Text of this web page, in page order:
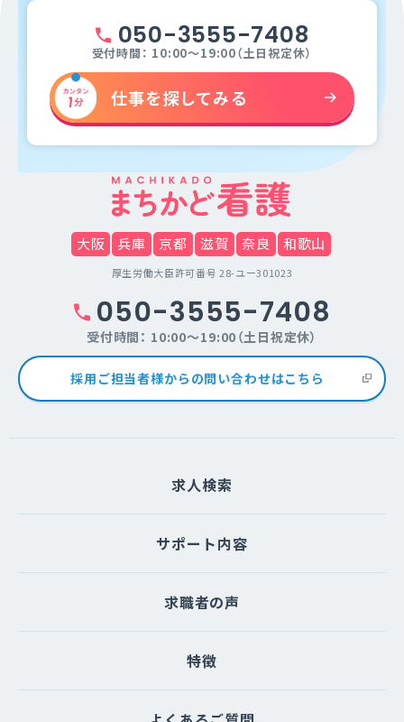
050-3555-7408
受付時間： 10:00～19:00（土日祝定休）
仕事を探してみる
大阪 兵庫 京都 滋賀 奈良 和歌山
厚生労働大臣許可番号 28-ユー301023
050-3555-7408
受付時間： 10:00～19:00（土日祝定休）
採用ご担当者様からの問い合わせはこちら
求人検索
サポート内容
求職者の声
特徴